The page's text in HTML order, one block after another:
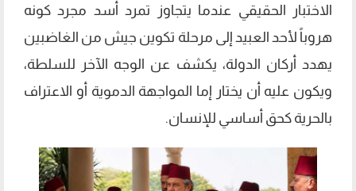
الاختبار الحقيقي عندما يتجاوز تمرد أسد مجرد كونه
هروباً لأحد العبيد إلى مرحلة تكوين جيش من الغاضبين
يهدد أركان الدولة، يكشف عن الوجه الآخر للسلطة،
ويكون عليه أن يختار إما المواجهة الدموية أو الاعتراف
بالحرية كحق أساسي للإنسان.